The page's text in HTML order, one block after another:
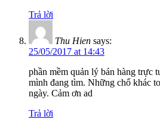
Trả lời
Thu Hien says:
25/05/2017 at 14:43
phần mềm quản lý bán hàng trực
mình đang tìm. Những chổ khác
ngày. Cảm ơn ad
Trả lời